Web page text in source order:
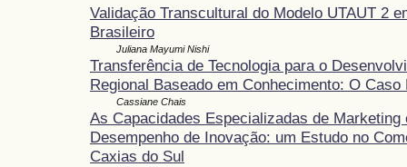
Validação Transcultural do Modelo UTAUT 2
Brasileiro
Juliana Mayumi Nishi
Transferência de Tecnologia para o
Regional Baseado em Conhecimento: O Caso
Cassiane Chais
As Capacidades Especializadas de Marketing
Desempenho de Inovação: um Estudo no
Caxias do Sul